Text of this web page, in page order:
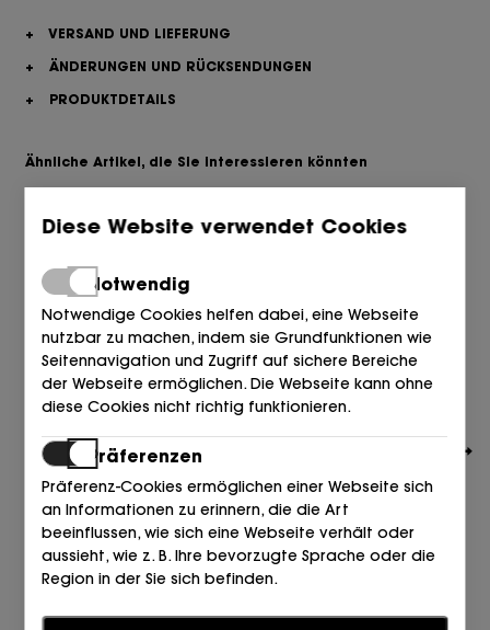
+
VERSAND UND LIEFERUNG
+
ÄNDERUNGEN UND RÜCKSENDUNGEN
+
PRODUKTDETAILS
Ähnliche Artikel, die Sie interessieren könnten
NEW BALANCE
94,00
100,00
Diese Website verwendet Cookies
Notwendig
Notwendige Cookies helfen dabei, eine Webseite
nutzbar zu machen, indem sie Grundfunktionen wie
Seitennavigation und Zugriff auf sichere Bereiche
der Webseite ermöglichen. Die Webseite kann ohne
diese Cookies nicht richtig funktionieren.
Präferenzen
Präferenz-Cookies ermöglichen einer Webseite sich
an Informationen zu erinnern, die die Art
beeinflussen, wie sich eine Webseite verhält oder
aussieht, wie z. B. Ihre bevorzugte Sprache oder die
Region in der Sie sich befinden.